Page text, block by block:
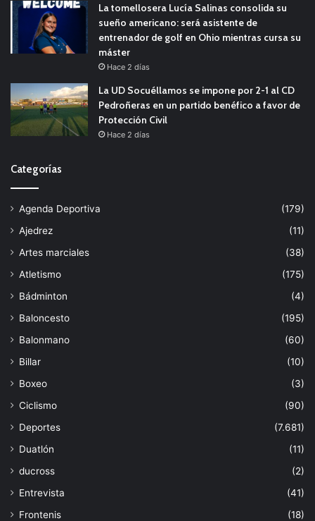
La tomellosera Lucía Salinas consolida su
sueño americano: será asistente de
entrenador de golf en Ohio mientras cursa su
máster
Hace 2 días
La UD Socuéllamos se impone por 2-1 al CD
Pedroñeras en un partido benéfico a favor de
Protección Civil
Hace 2 días
Categorías
Agenda Deportiva
(179)
Ajedrez
(11)
Artes marciales
(38)
Atletismo
(175)
Bádminton
(4)
Baloncesto
(195)
Balonmano
(60)
Billar
(10)
Boxeo
(3)
Ciclismo
(90)
Deportes
(7.681)
Duatlón
(11)
ducross
(2)
Entrevista
(41)
Frontenis
(18)